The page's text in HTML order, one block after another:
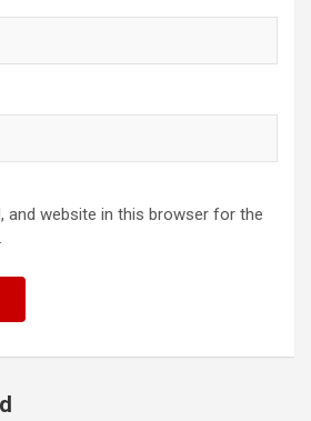
and website in this browser for the